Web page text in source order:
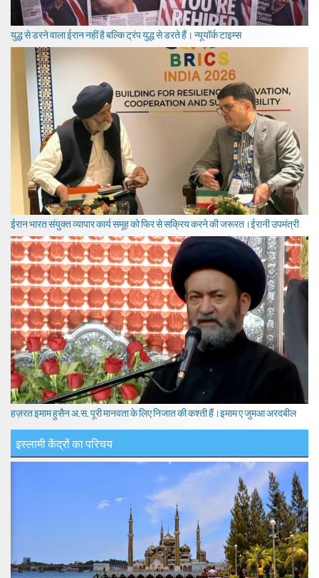
युद्ध से डरने वाला ईरान नहीं है बल्कि ट्रंप युद्ध से डरते हैं। न्यूयॉर्क टाइम्स
ईरान भारत संयुक्त व्यापार कार्य समूह को फिर से सक्रिय करने की जरूरत।ईरानी उपमंत्री
हज़रत इमाम हुसैन अ.स. पूरी मानवता के लिए निजात की कश्ती हैं।इमाम ए जुमआ अरदबील
इस्लामी केंद्रों का परिचय